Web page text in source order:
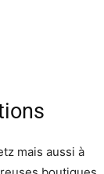
mais aussi à